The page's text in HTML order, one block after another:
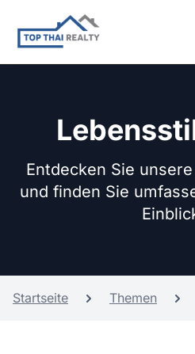
Entdecken Sie
und finden Sie
Startseite Themen